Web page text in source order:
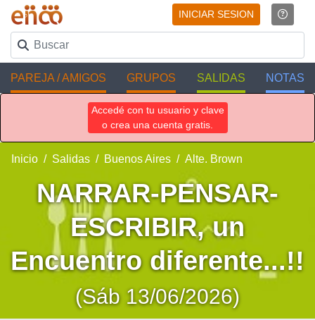
INICIAR SESION
PAREJA / AMIGOS GRUPOS SALIDAS NOTAS
Accedé con tu usuario y clave
o crea una cuenta gratis.
Inicio Salidas Buenos Aires Alte. Brown
NARRAR-PENSAR-
ESCRIBIR, un
Encuentro diferente...!!
(Sáb 13/06/2026)